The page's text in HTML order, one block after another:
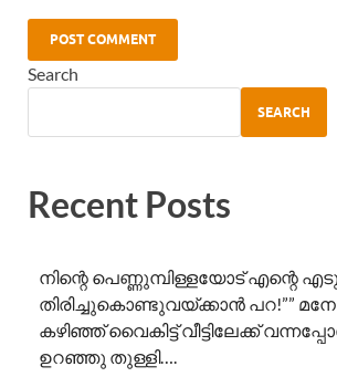
Search
SEARCH
Recent Posts
നിന്റെ പെണ്ണുമ്പിള്ളയോട് എന്റെ
തിരിച്ചുകൊണ്ടുവയ്ക്കാൻ പറ!””
കഴിഞ്ഞ് വൈകിട്ട് വീട്ടിലേക്ക്
ഉറഞ്ഞു തുള്ളി….